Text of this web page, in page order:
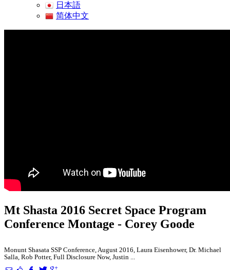
日本語
简体中文
Mt Shasta 2016 Secret Space Program
Conference Montage - Corey Goode
Monunt Shasata SSP Conference, August 2016, Laura Eisenhower, Dr. Michael
Salla, Rob Potter, Full Disclosure Now, Justin ...